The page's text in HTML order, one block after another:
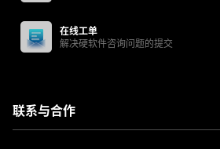
在线工单
解决硬软件咨询问题的提交
联系与合作